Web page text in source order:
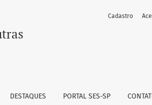
DESTAQUES PORTAL SES-SP
Cadastro